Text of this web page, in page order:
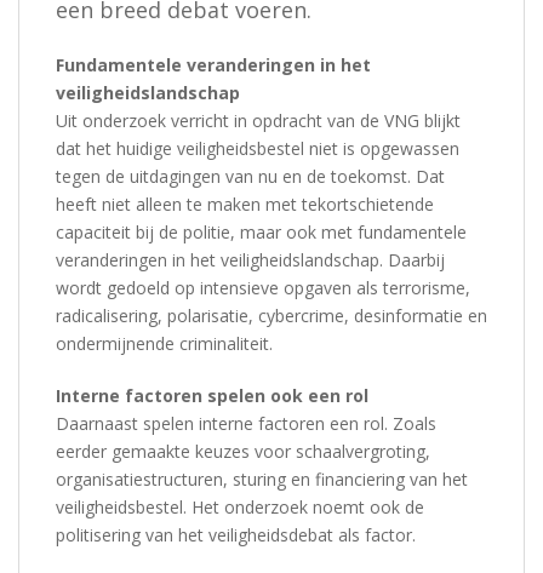
een breed debat voeren.
Fundamentele veranderingen in het
veiligheidslandschap
Uit onderzoek verricht in opdracht van de VNG blijkt
dat het huidige veiligheidsbestel niet is opgewassen
tegen de uitdagingen van nu en de toekomst. Dat
heeft niet alleen te maken met tekortschietende
capaciteit bij de politie, maar ook met fundamentele
veranderingen in het veiligheidslandschap. Daarbij
wordt gedoeld op intensieve opgaven als terrorisme,
radicalisering, polarisatie, cybercrime, desinformatie en
ondermijnende criminaliteit.
Interne factoren spelen ook een rol
Daarnaast spelen interne factoren een rol. Zoals
eerder gemaakte keuzes voor schaalvergroting,
organisatiestructuren, sturing en financiering van het
veiligheidsbestel. Het onderzoek noemt ook de
politisering van het veiligheidsdebat als factor.